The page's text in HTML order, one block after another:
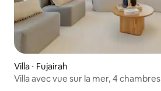
Villa ⋅ Fujairah
Villa avec vue sur la mer, 4